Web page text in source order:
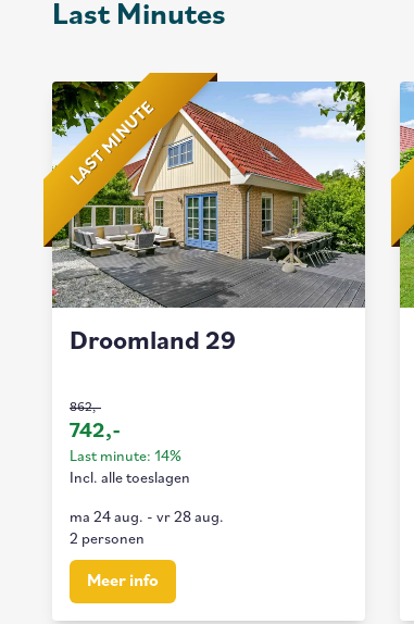
Last Minutes
LAST MINUTE
Droomland 29
862,-
742,-
Last minute: 14%
Incl. alle toeslagen
ma 24 aug. - vr 28 aug.
2 personen
Meer info